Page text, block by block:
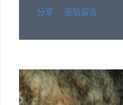
分享 張貼留言